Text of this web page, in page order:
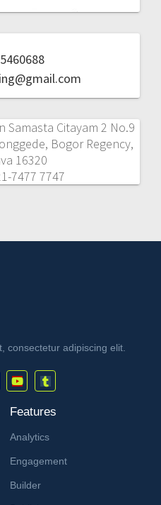
Samasta Citayam 2 No.9
Bogor Regency,
16320
7477 7747
consectetur adipiscing elit.
Features
Analytics
Engagement
Builder